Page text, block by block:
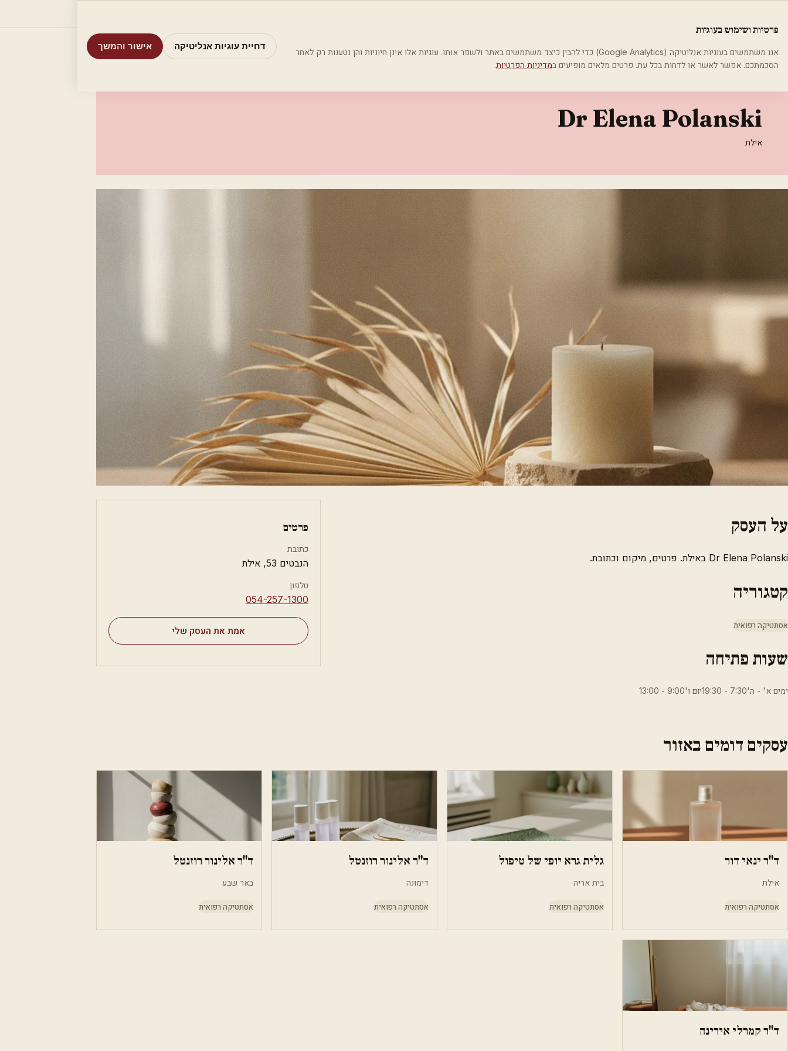
בית קטגוריות אסתטיקה רפואית
Dr Elena Polanski
אילת
על העסק
Dr Elena Polanski באילת. פרטים, מיקום וכתובת.
קטגוריה
אסתטיקה רפואית
שעות פתיחה
ימים א' - ה'7:30 - 19:30יום ו'9:00 - 13:00
פרטים
כתובת
הנבטים 53, אילת
טלפון
⁦054-257-1300⁩
אמת את העסק שלי
עסקים דומים באזור
ד"ר ינאי דור
אילת
אסתטיקה רפואית
גלית גרא יופי של טיפול
בית אריה
אסתטיקה רפואית
ד"ר אלינור רוזנטל
דימונה
אסתטיקה רפואית
ד"ר אלינור רוזנטל
באר שבע
אסתטיקה רפואית
ד"ר קמרלי אירינה
פרטיות ושימוש בעוגיות
אנו משתמשים בעוגיות אנליטיקה (Google Analytics) כדי להבין כיצד משתמשים באתר ולשפר אותו. עוגיות אלו אינן חיוניות והן נטענות רק לאחר
הסכמתכם. אפשר לאשר או לדחות בכל עת. פרטים מלאים מופיעים במדיניות הפרטיות.
דחיית עוגיות אנליטיקה אישור והמשך